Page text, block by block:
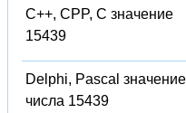
C++, CPP, C значение
15439
Delphi, Pascal значение
числа 15439